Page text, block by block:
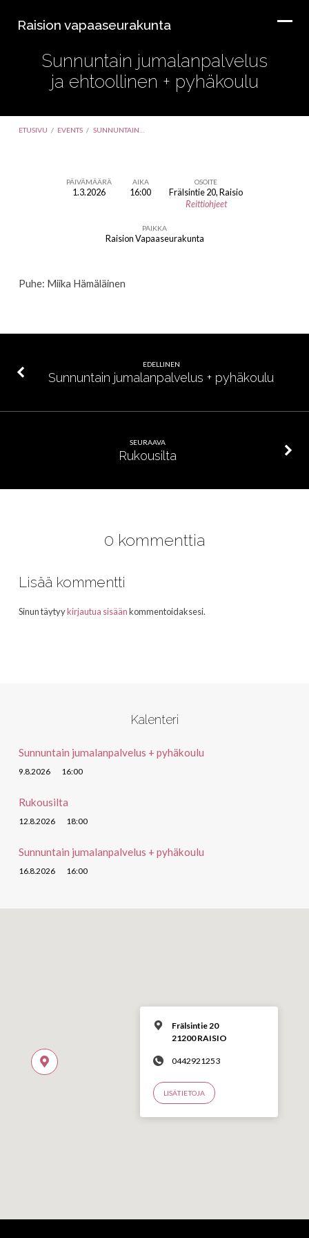
Raision vapaaseurakunta
Sunnuntain jumalanpalvelus
ja ehtoollinen + pyhäkoulu
ETUSIVU / EVENTS / SUNNUNTAIN…
+
PÄIVÄMÄÄRÄ
1.3.2026
AIKA
16:00
OSOITE
Frälsintie 20, Raisio
Reittiohjeet
PAIKKA
Raision Vapaaseurakunta
Puhe: Miika Hämäläinen
EDELLINEN
Sunnuntain jumalanpalvelus + pyhäkoulu
SEURAAVA
Rukousilta
0 kommenttia
Lisää kommentti
Sinun täytyykirjautua sisäänkommentoidaksesi.
Kalenteri
Sunnuntain jumalanpalvelus + pyhäkoulu
9.8.2026 16:00
Rukousilta
12.8.2026 18:00
Sunnuntain jumalanpalvelus + pyhäkoulu
16.8.2026 16:00
Frälsintie 20
21200 RAISIO
0442921253
LISÄTIETOJA